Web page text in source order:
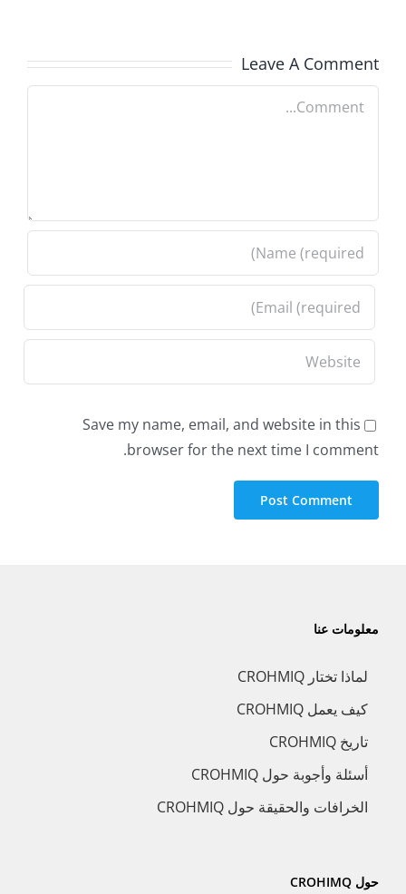
Leave A Comment
Save my name, email, and website in this
browser for the next time I comment.
معلومات عنا
لماذا تختار CROHMIQ
كيف يعمل CROHMIQ
تاريخ CROHMIQ
أسئلة وأجوبة حول CROHMIQ
الخرافات والحقيقة حول CROHMIQ
حول CROHIMQ